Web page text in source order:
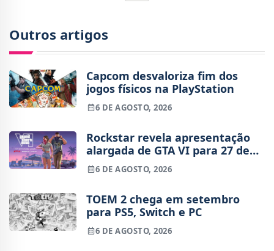
Outros artigos
Capcom desvaloriza fim dos
jogos físicos na PlayStation
6 DE AGOSTO, 2026
Rockstar revela apresentação
alargada de GTA VI para 27 de
agosto
6 DE AGOSTO, 2026
TOEM 2 chega em setembro
para PS5, Switch e PC
6 DE AGOSTO, 2026